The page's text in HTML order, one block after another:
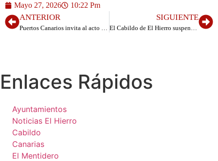
Mayo 27, 2026 10:22 Pm
ANTERIOR SIGUIENTE
Enlaces Rápidos
Ayuntamientos
Noticias El Hierro
Cabildo
Canarias
El Mentidero